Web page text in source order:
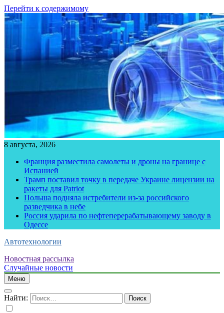
Перейти к содержимому
8 августа, 2026
Франция разместила самолеты и дроны на границе с
Испанией
Трамп поставил точку в передаче Украине лицензии на
ракеты для Patriot
Польша подняла истребители из-за российского
разведчика в небе
Россия ударила по нефтеперерабатывающему заводу в
Одессе
Автотехнологии
Новостная рассылка
Случайные новости
Меню
Найти: